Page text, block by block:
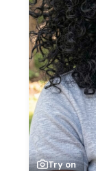
Try on